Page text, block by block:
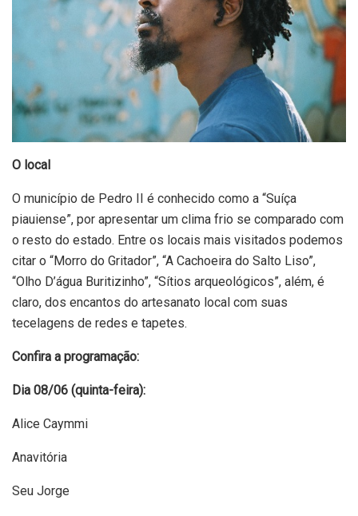
O local
O município de Pedro II é conhecido como a “Suíça
piauiense”, por apresentar um clima frio se comparado com
o resto do estado. Entre os locais mais visitados podemos
citar o “Morro do Gritador”, “A Cachoeira do Salto Liso”,
“Olho D’água Buritizinho”, “Sítios arqueológicos”, além, é
claro, dos encantos do artesanato local com suas
tecelagens de redes e tapetes.
Confira a programação:
Dia 08/06 (quinta-feira):
Alice Caymmi
Anavitória
Seu Jorge